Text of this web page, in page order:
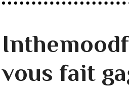
vous fait